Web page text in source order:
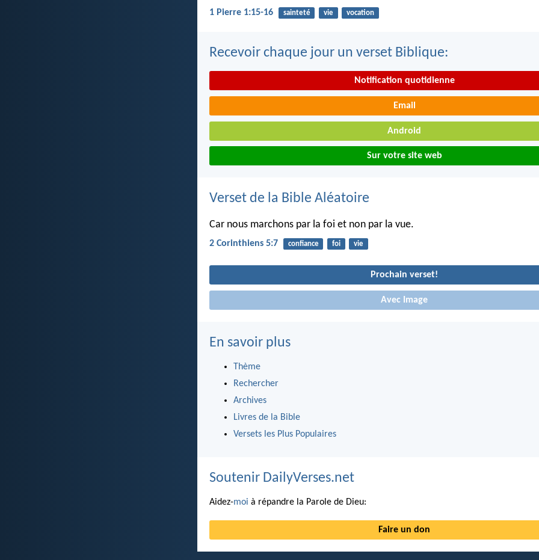
1 Pierre 1:15-16 sainteté vie vocation
Recevoir chaque jour un verset Biblique:
Notification quotidienne
Email
Android
Sur votre site web
Verset de la Bible Aléatoire
Car nous marchons par la foi et non par la vue.
2 Corinthiens 5:7 confiance foi vie
Prochain verset!
Avec Image
En savoir plus
Thème
Rechercher
Archives
Livres de la Bible
Versets les Plus Populaires
Soutenir DailyVerses.net
Aidez-moi à répandre la Parole de Dieu:
Faire un don